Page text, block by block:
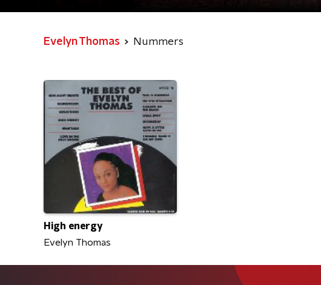
Evelyn Thomas Nummers
High energy
Evelyn Thomas